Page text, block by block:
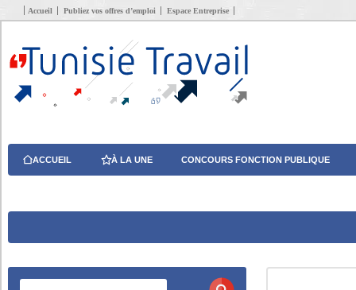
Accueil Publiez vos offres d’emploi Espace Entreprise
ACCUEIL À LA UNE CONCOURS FONCTION PUBLIQUE